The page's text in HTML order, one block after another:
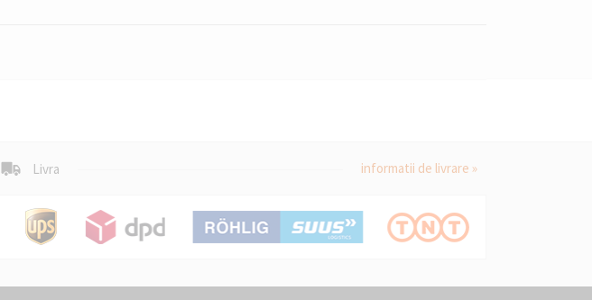
Livra informatii de livrare »